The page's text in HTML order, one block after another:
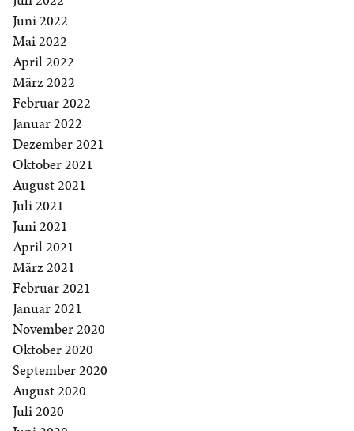
Juni 2022
Mai 2022
April 2022
März 2022
Februar 2022
Januar 2022
Dezember 2021
Oktober 2021
August 2021
Juli 2021
Juni 2021
April 2021
März 2021
Februar 2021
Januar 2021
November 2020
Oktober 2020
September 2020
August 2020
Juli 2020